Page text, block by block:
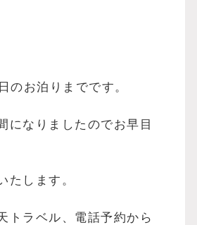
のお泊りまでです。
になりましたのでお早目
たします。
トラベル、電話予約から